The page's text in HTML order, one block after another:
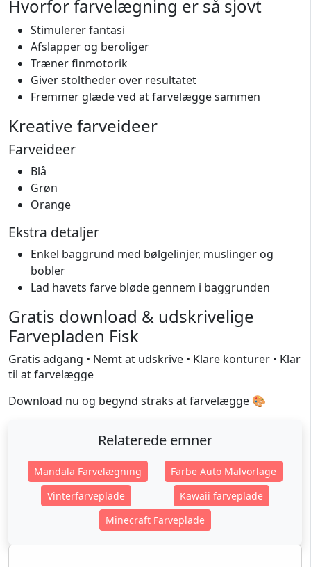
Hvorfor farvelægning er så sjovt
Stimulerer fantasi
Afslapper og beroliger
Træner finmotorik
Giver stoltheder over resultatet
Fremmer glæde ved at farvelægge sammen
Kreative farveideer
Farveideer
Blå
Grøn
Orange
Ekstra detaljer
Enkel baggrund med bølgelinjer, muslinger og
bobler
Lad havets farve bløde gennem i baggrunden
Gratis download & udskrivelige
Farvepladen Fisk
Gratis adgang • Nemt at udskrive • Klare konturer • Klar
til at farvelægge
Download nu og begynd straks at farvelægge 🎨
Relaterede emner
Mandala Farvelægning
Farbe Auto Malvorlage
Vinterfarveplade
Kawaii farveplade
Minecraft Farveplade